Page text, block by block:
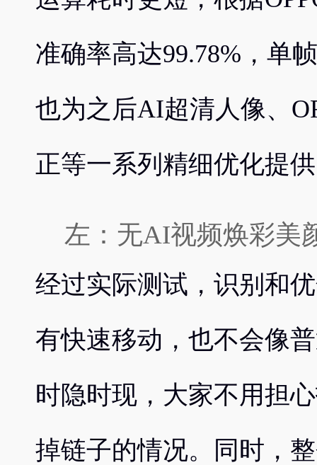
准确率高达99.78%，单
也为之后AI超清人像、
正等一系列精细优化提
左：无AI视频焕彩美
经过实际测试，识别和
有快速移动，也不会像
时隐时现，大家不用担
掉链子的情况。同时，